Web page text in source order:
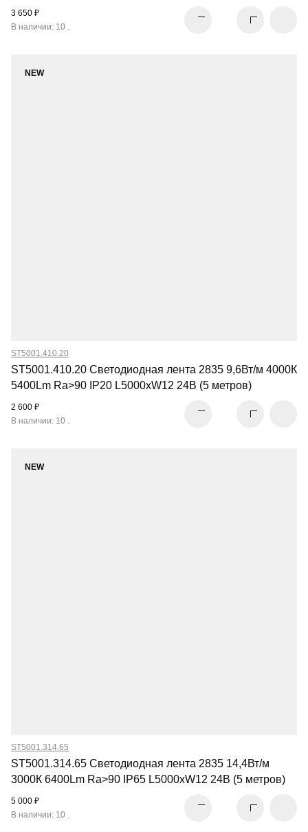
3 650 ₽
В наличии: 10 .
NEW
ST5001.410.20
ST5001.410.20 Светодиодная лента 2835 9,6Вт/м 4000К
5400Lm Ra>90 IP20 L5000xW12 24В (5 метров)
2 600 ₽
В наличии: 10 .
NEW
ST5001.314.65
ST5001.314.65 Светодиодная лента 2835 14,4Вт/м
3000К 6400Lm Ra>90 IP65 L5000xW12 24В (5 метров)
5 000 ₽
В наличии: 10 .